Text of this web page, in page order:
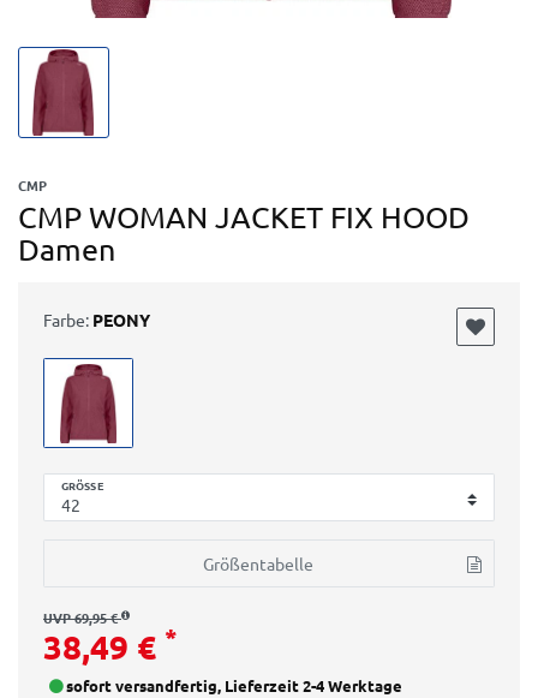
CMP
CMP WOMAN JACKET FIX HOOD
Damen
GRÖSSE
Größentabelle
Farbe: PEONY
UVP 69,95 €
38,49 € *
sofort versandfertig, Lieferzeit 2-4 Werktage